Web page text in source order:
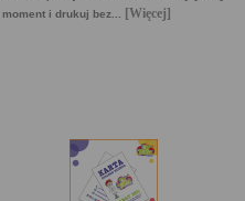
moment i drukuj bez...
[Więcej]